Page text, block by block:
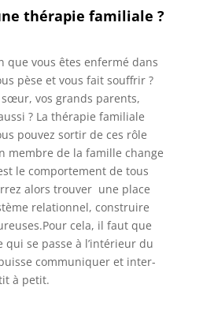
thérapie familiale ?
que vous êtes enfermé dans
pèse et vous fait souffrir ?
vos grands parents,
? La thérapie familiale
pouvez sortir de ces rôle
membre de la famille change
le comportement de tous
alors trouver une place
relationnel, construire
cela, il faut que
qui se passe à l’intérieur du
communiquer et inter-
à petit.